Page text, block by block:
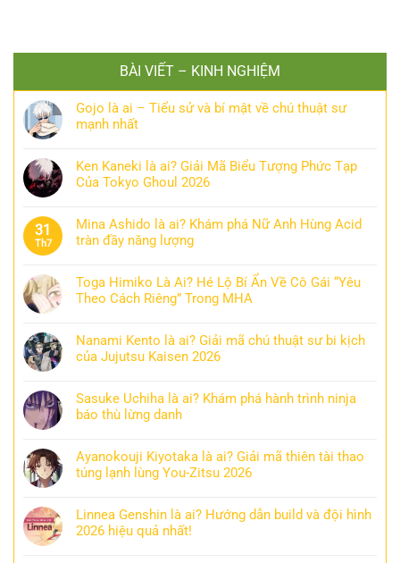
BÀI VIẾT – KINH NGHIỆM
Gojo là ai – Tiểu sử và bí mật về chú thuật sư
mạnh nhất
Ken Kaneki là ai? Giải Mã Biểu Tượng Phức Tạp
Của Tokyo Ghoul 2026
31
Th7
Mina Ashido là ai? Khám phá Nữ Anh Hùng Acid
tràn đầy năng lượng
Toga Himiko Là Ai? Hé Lộ Bí Ẩn Về Cô Gái “Yêu
Theo Cách Riêng” Trong MHA
Nanami Kento là ai? Giải mã chú thuật sư bi kịch
của Jujutsu Kaisen 2026
Sasuke Uchiha là ai? Khám phá hành trình ninja
báo thù lừng danh
Ayanokouji Kiyotaka là ai? Giải mã thiên tài thao
túng lạnh lùng You-Zitsu 2026
Linnea Genshin là ai? Hướng dẫn build và đội hình
2026 hiệu quả nhất!